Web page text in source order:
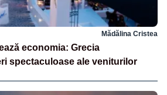
Mădălina Cristea
economia: Grecia
spectaculoase ale veniturilor